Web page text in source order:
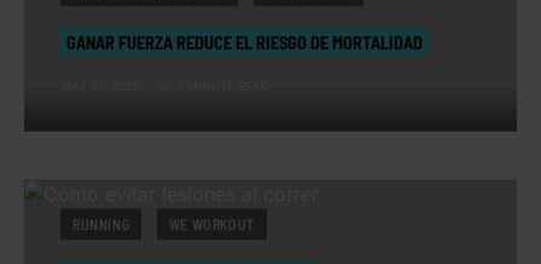
GANAR FUERZA REDUCE EL RIESGO DE MORTALIDAD
RUNNING WE WORKOUT